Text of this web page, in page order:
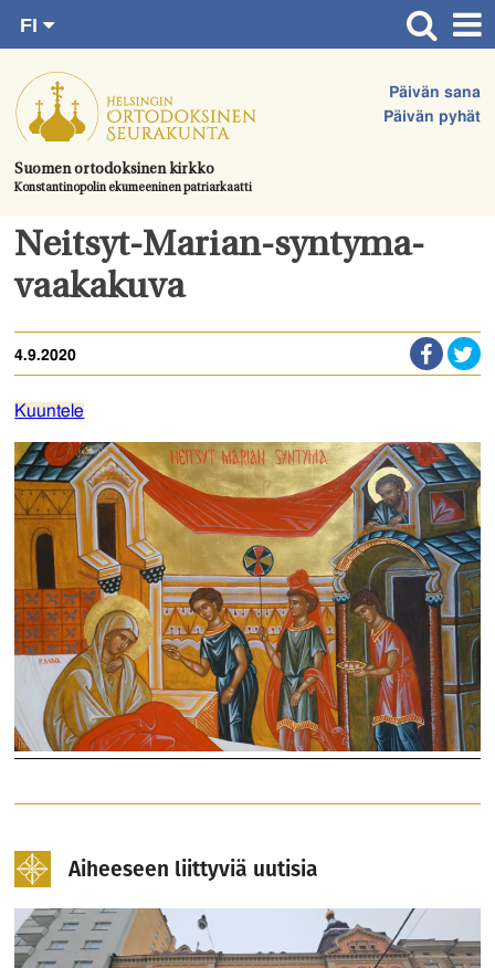
suoraan
sisältöön.
Suomen ortodoksinen kirkko
Konstantinopolin ekumeeninen patriarkaatti
Päivän sana
Päivän pyhät
FI
SV
EN
UA
Etusivu
Ajankohtaista
Juhlat & toimitukset
Kirkot
Apua & tukea
Hautausmaa
Yhteystiedot
Neitsyt-Marian-syntyma-
vaakakuva
4.9.2020
Kuuntele
Aiheeseen liittyviä uutisia